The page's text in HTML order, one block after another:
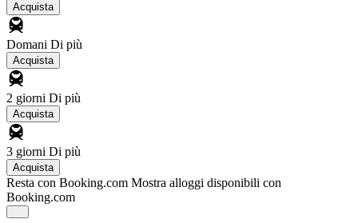
Acquista
Domani Di più
Acquista
2 giorni Di più
Acquista
3 giorni Di più
Acquista
Resta con Booking.com Mostra alloggi disponibili con
Booking.com